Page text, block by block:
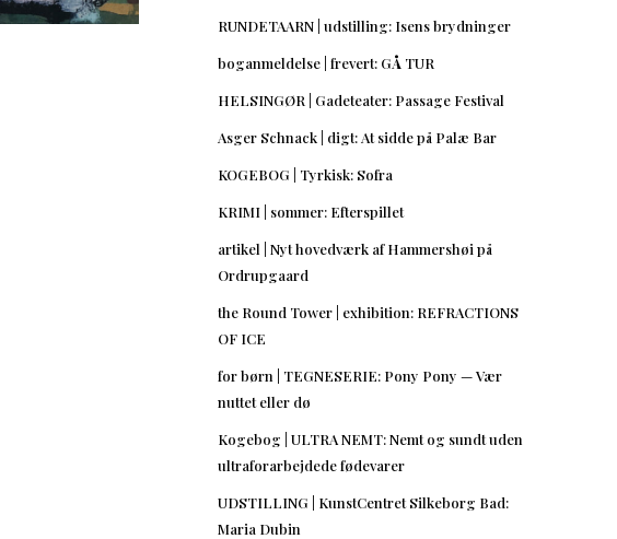
RUNDETAARN | udstilling: Isens brydninger
boganmeldelse | frevert: GÅ TUR
HELSINGØR | Gadeteater: Passage Festival
Asger Schnack | digt: At sidde på Palæ Bar
KOGEBOG | Tyrkisk: Sofra
KRIMI | sommer: Efterspillet
artikel | Nyt hovedværk af Hammershøi på
Ordrupgaard
the Round Tower | exhibition: REFRACTIONS
OF ICE
for børn | TEGNESERIE: Pony Pony — Vær
nuttet eller dø
Kogebog | ULTRA NEMT: Nemt og sundt uden
ultraforarbejdede fødevarer
UDSTILLING | KunstCentret Silkeborg Bad:
Maria Dubin